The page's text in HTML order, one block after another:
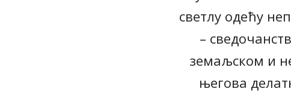
светлу одећу
–
земаљском и
његова